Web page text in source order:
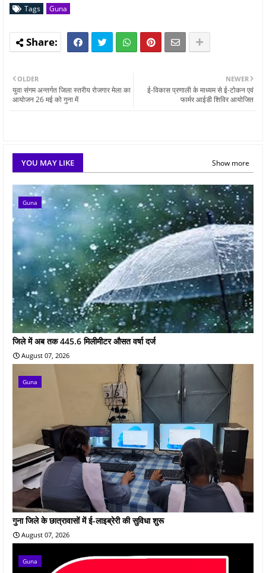
Tags Guna
NEWER
ई-विकास प्रणाली के माध्यम से ई-टोकन एवं
फार्मर आईडी शिविर आयोजित
OLDER
युवा संगम अन्तर्गत जिला स्तरीय रोजगार मेला का
आयोजन 26 मई को गुना में
YOU MAY LIKE Show more
Guna
जिले में अब तक 445.6 मिलीमीटर औसत वर्षा दर्ज
August 07, 2026
Guna
गुना जिले के छात्रावासों में ई-लाइब्रेरी की सुविधा शुरू
August 07, 2026
Guna